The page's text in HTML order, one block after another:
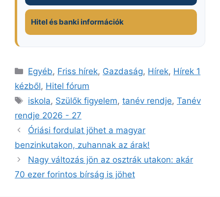
Hitel és banki információk
Kategória
Egyéb, Friss hírek, Gazdaság, Hírek, Hírek 1
kézből, Hitel fórum
Címkék
iskola, Szülők figyelem,tanév rendje,Tanév
rendje 2026 - 27
Óriási fordulat jöhet a magyar
benzinkutakon, zuhannak az árak!
Nagy változás jön az osztrák utakon: akár
70 ezer forintos bírság is jöhet